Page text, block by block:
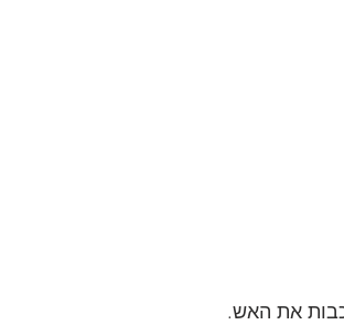
את האש.